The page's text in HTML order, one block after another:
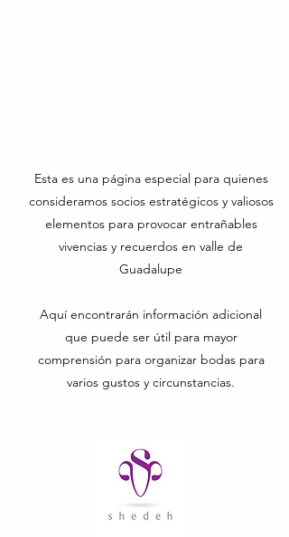
Esta es una página especial para quienes
consideramos socios estratégicos y valiosos
elementos para provocar entrañables
vivencias y recuerdos en valle de
Guadalupe
Aquí encontrarán información adicional
que puede ser útil para mayor
comprensión para organizar bodas para
varios gustos y circunstancias.